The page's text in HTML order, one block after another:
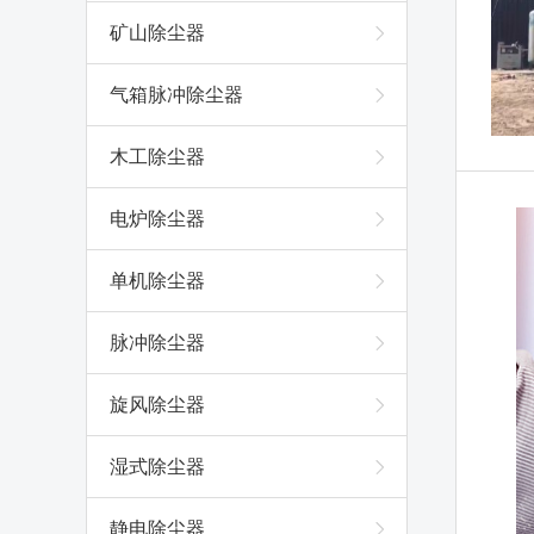
矿山除尘器
气箱脉冲除尘器
木工除尘器
电炉除尘器
单机除尘器
脉冲除尘器
旋风除尘器
湿式除尘器
静电除尘器